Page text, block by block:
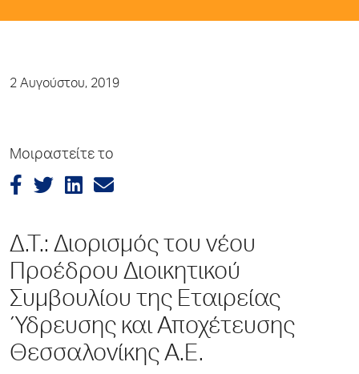
2 Αυγούστου, 2019
Μοιραστείτε το
Δ.Τ.: Διορισμός του νέου
Προέδρου Διοικητικού
Συμβουλίου της Εταιρείας
Ύδρευσης και Αποχέτευσης
Θεσσαλονίκης Α.Ε.